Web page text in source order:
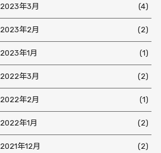
2023年3月 (4)
2023年2月 (2)
2023年1月 (1)
2022年3月 (2)
2022年2月 (1)
2022年1月 (2)
2021年12月 (2)